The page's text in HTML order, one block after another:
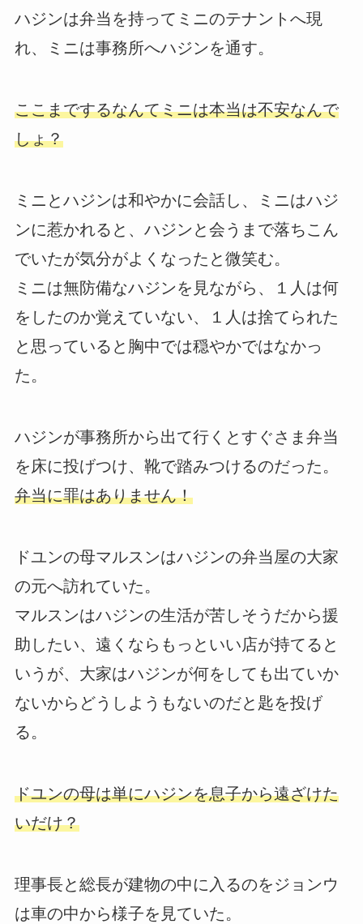
ハジンは弁当を持ってミニのテナントへ現
れ、ミニは事務所へハジンを通す。
ここまでするなんてミニは本当は不安なんで
しょ？
ミニとハジンは和やかに会話し、ミニはハジ
ンに惹かれると、ハジンと会うまで落ちこん
でいたが気分がよくなったと微笑む。
ミニは無防備なハジンを見ながら、１人は何
をしたのか覚えていない、１人は捨てられた
と思っていると胸中では穏やかではなかっ
た。
ハジンが事務所から出て行くとすぐさま弁当
を床に投げつけ、靴で踏みつけるのだった。
弁当に罪はありません！
ドユンの母マルスンはハジンの弁当屋の大家
の元へ訪れていた。
マルスンはハジンの生活が苦しそうだから援
助したい、遠くならもっといい店が持てると
いうが、大家はハジンが何をしても出ていか
ないからどうしようもないのだと匙を投げ
る。
ドユンの母は単にハジンを息子から遠ざけた
いだけ？
理事長と総長が建物の中に入るのをジョンウ
は車の中から様子を見ていた。